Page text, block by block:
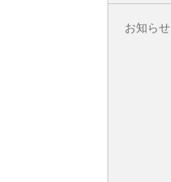
お知らせ